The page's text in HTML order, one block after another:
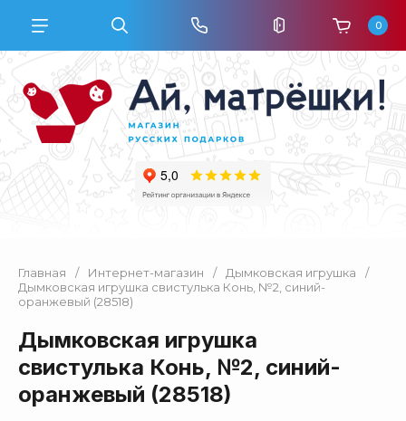
0
Главная / Интернет-магазин / Дымковская игрушка
/
Дымковская игрушка свистулька Конь, №2, синий-
оранжевый (28518)
Дымковская игрушка
свистулька Конь, №2, синий-
оранжевый (28518)